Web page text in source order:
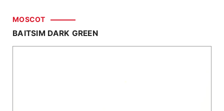
MOSCOT
BAITSIM DARK GREEN